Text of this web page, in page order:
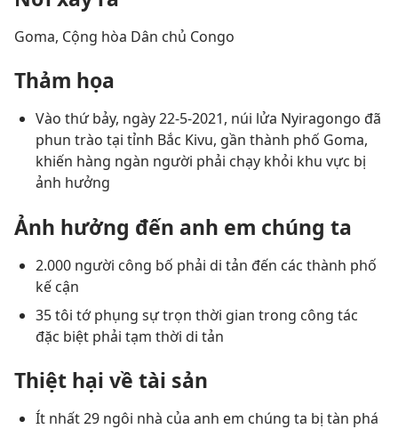
Goma, Cộng hòa Dân chủ Congo
Thảm họa
Vào thứ bảy, ngày 22-5-2021, núi lửa Nyiragongo đã
phun trào tại tỉnh Bắc Kivu, gần thành phố Goma,
khiến hàng ngàn người phải chạy khỏi khu vực bị
ảnh hưởng
Ảnh hưởng đến anh em chúng ta
2.000 người công bố phải di tản đến các thành phố
kế cận
35 tôi tớ phụng sự trọn thời gian trong công tác
đặc biệt phải tạm thời di tản
Thiệt hại về tài sản
Ít nhất 29 ngôi nhà của anh em chúng ta bị tàn phá